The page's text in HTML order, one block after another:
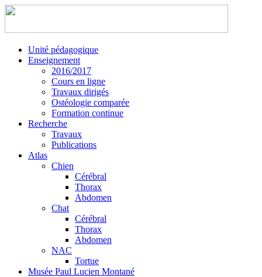
Unité pédagogique
Enseignement
2016/2017
Cours en ligne
Travaux dirigés
Ostéologie comparée
Formation continue
Recherche
Travaux
Publications
Atlas
Chien
Cérébral
Thorax
Abdomen
Chat
Cérébral
Thorax
Abdomen
NAC
Tortue
Musée Paul Lucien Montané